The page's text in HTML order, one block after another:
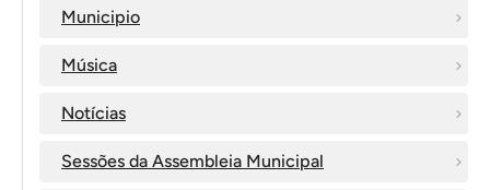
Municipio
Música
Notícias
Sessões da Assembleia Municipal